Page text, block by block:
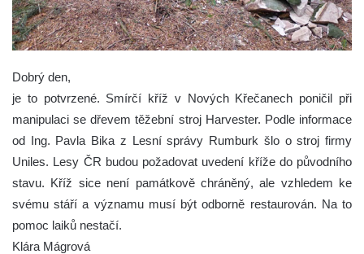
Dobrý den,
je to potvrzené. Smírčí kříž v Nových Křečanech poničil při
manipulaci se dřevem těžební stroj Harvester. Podle informace
od Ing. Pavla Bika z Lesní správy Rumburk šlo o stroj firmy
Uniles. Lesy ČR budou požadovat uvedení kříže do původního
stavu. Kříž sice není památkově chráněný, ale vzhledem ke
svému stáří a významu musí být odborně restaurován. Na to
pomoc laiků nestačí.
Klára Mágrová